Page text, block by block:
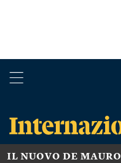
IL NUOVO DE MAURO